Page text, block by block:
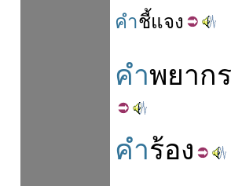
คำชี้แจง
คำพยาก
คำร้อง